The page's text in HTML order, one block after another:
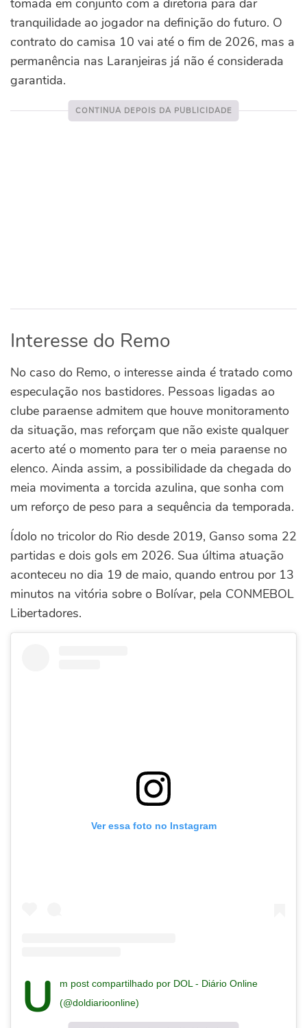
tomada em conjunto com a diretoria para dar
tranquilidade ao jogador na definição do futuro. O
contrato do camisa 10 vai até o fim de 2026, mas a
permanência nas Laranjeiras já não é considerada
garantida.
Interesse do Remo
No caso do Remo, o interesse ainda é tratado como
especulação nos bastidores. Pessoas ligadas ao
clube paraense admitem que houve monitoramento
da situação, mas reforçam que não existe qualquer
acerto até o momento para ter o meia paraense no
elenco. Ainda assim, a possibilidade da chegada do
meia movimenta a torcida azulina, que sonha com
um reforço de peso para a sequência da temporada.
Ídolo no tricolor do Rio desde 2019, Ganso soma 22
partidas e dois gols em 2026. Sua última atuação
aconteceu no dia 19 de maio, quando entrou por 13
minutos na vitória sobre o Bolívar, pela CONMEBOL
Libertadores.
Ver essa foto no Instagram
Um post compartilhado por DOL - Diário Online
(@doldiarioonline)